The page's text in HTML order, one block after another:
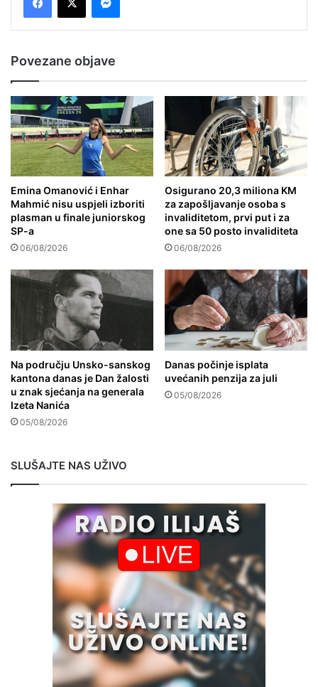
Povezane objave
Emina Omanović i Enhar
Mahmić nisu uspjeli izboriti
plasman u finale juniorskog
SP-a
06/08/2026
Osigurano 20,3 miliona KM
za zapošljavanje osoba s
invaliditetom, prvi put i za
one sa 50 posto invaliditeta
06/08/2026
Na području Unsko-sanskog
kantona danas je Dan žalosti
u znak sjećanja na generala
Izeta Nanića
05/08/2026
Danas počinje isplata
uvećanih penzija za juli
05/08/2026
SLUŠAJTE NAS UŽIVO